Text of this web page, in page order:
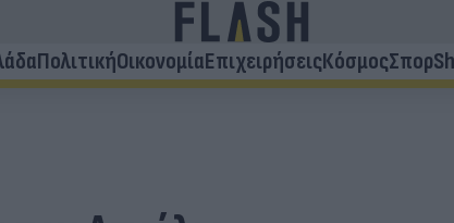
ΠολιτικήΟικονομίαΕπιχειρήσειςΚόσμοςΣπορ